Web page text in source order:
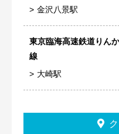
金沢八景駅
東京臨海高速鉄道りん
線
大崎駅